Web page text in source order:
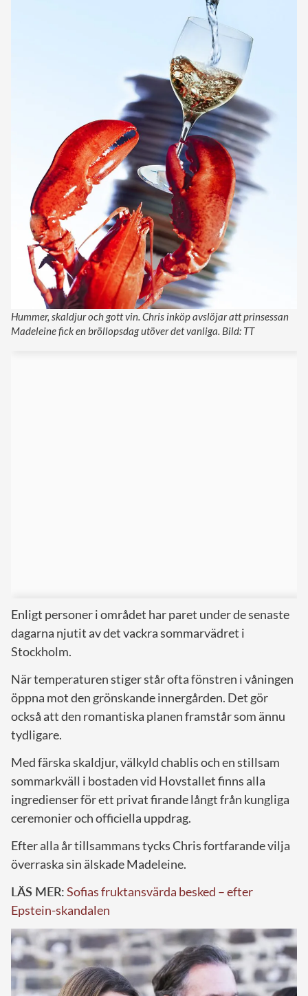
Hummer, skaldjur och gott vin. Chris inköp avslöjar att prinsessan
Madeleine fick en bröllopsdag utöver det vanliga. Bild: TT
Enligt personer i området har paret under de senaste
dagarna njutit av det vackra sommarvädret i
Stockholm.
När temperaturen stiger står ofta fönstren i våningen
öppna mot den grönskande innergården. Det gör
också att den romantiska planen framstår som ännu
tydligare.
Med färska skaldjur, välkyld chablis och en stillsam
sommarkväll i bostaden vid Hovstallet finns alla
ingredienser för ett privat firande långt från kungliga
ceremonier och officiella uppdrag.
Efter alla år tillsammans tycks Chris fortfarande vilja
överraska sin älskade Madeleine.
LÄS MER:Sofias fruktansvärda besked – efter
Epstein-skandalen